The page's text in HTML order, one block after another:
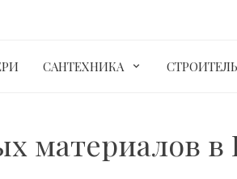
САНТЕХНИКА
материалов